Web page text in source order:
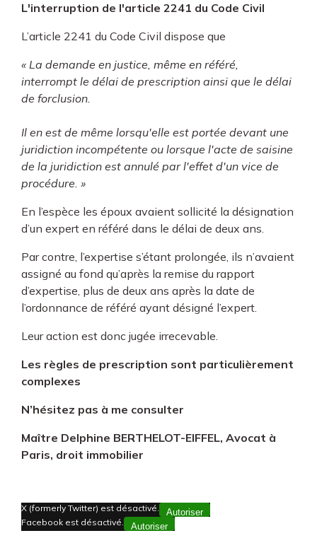
L'interruption de l'article 2241 du Code Civil
L’article 2241 du Code Civil dispose que
« La demande en justice, même en référé,
interrompt le délai de prescription ainsi que le délai
de forclusion.
Il en est de même lorsqu'elle est portée devant une
juridiction incompétente ou lorsque l'acte de saisine
de la juridiction est annulé par l'effet d'un vice de
procédure. »
En l’espèce les époux avaient sollicité la désignation
d’un expert en référé dans le délai de deux ans.
Par contre, l’expertise s’étant prolongée, ils n’avaient
assigné au fond qu’après la remise du rapport
d’expertise, plus de deux ans après la date de
l’ordonnance de référé ayant désigné l’expert.
Leur action est donc jugée irrecevable.
Les règles de prescription sont particulièrement
complexes
N’hésitez pas à me consulter
Maître Delphine BERTHELOT-EIFFEL, Avocat à
Paris, droit immobilier
X (formerly Twitter) est désactivé.
Autoriser
Facebook est désactivé.
Autoriser